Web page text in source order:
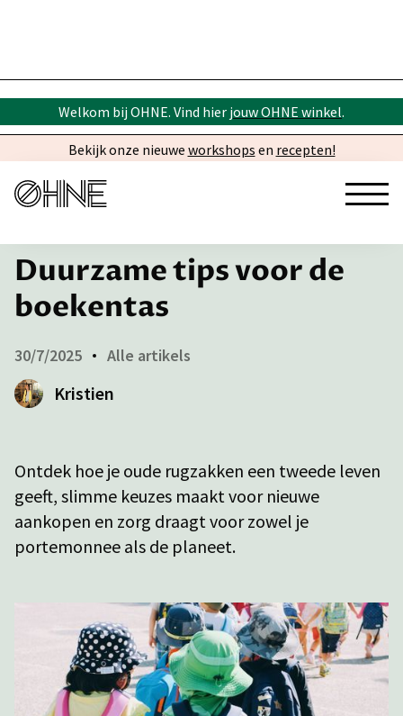
Welkom bij OHNE. Vind hier jouw OHNE winkel.
Bekijk onze nieuwe workshops en recepten!
← Inspiratie
Duurzame tips voor de
boekentas
Kristien
30/7/2025 Alle artikels
Ontdek hoe je oude rugzakken een tweede leven
geeft, slimme keuzes maakt voor nieuwe
aankopen en zorg draagt voor zowel je
portemonnee als de planeet.